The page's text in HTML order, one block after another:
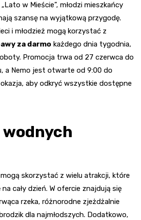
w Mieście”, młodzi mieszkańcy
szansę na wyjątkową przygodę.
i młodzież mogą korzystać z
za darmo każdego dnia tygodnia,
Promocja trwa od 27 czerwca do
a Nemo jest otwarte od 9:00 do
okazja, aby odkryć wszystkie dostępne
wodnych
skorzystać z wielu atrakcji, które
cały dzień. W ofercie znajdują się
rzeka, różnorodne zjeżdżalnie
dla najmłodszych. Dodatkowo,